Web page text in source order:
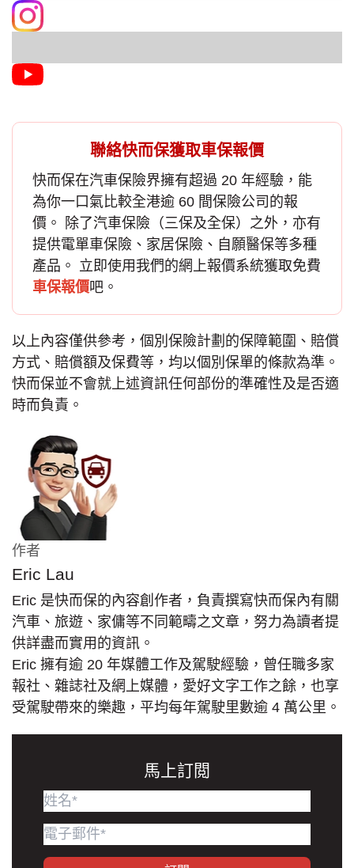
聯絡快而保獲取車保報價
快而保在汽車保險界擁有超過 20 年經驗，能
為你一口氣比較全港逾 60 間保險公司的報
價。 除了汽車保險 （三保及全保）之外，亦有
提供電單車保險、家居保險、自願醫保等多種
產品。 立即使用我們的網上報價系統獲取免費
車保報價吧。
以上內容僅供參考，個別保險計劃的保障範圍、賠償
方式、賠償額及保費等，均以個別保單的條款為準。
快而保並不會就上述資訊任何部份的準確性及是否適
時而負責。
作者
Eric Lau
Eric 是快而保的內容創作者，負責撰寫快而保內有關
汽車、旅遊、家傭等不同範疇之文章，努力為讀者提
供詳盡而實用的資訊。
Eric 擁有逾 20 年媒體工作及駕駛經驗，曾任職多家
報社、雜誌社及網上媒體，愛好文字工作之餘，也享
受駕駛帶來的樂趣，平均每年駕駛里數逾 4 萬公里。
馬上訂閲